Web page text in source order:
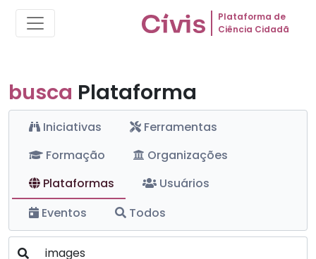
Plataforma de
Ciência Cidadã
busca Plataforma
Iniciativas
Ferramentas
Formação
Organizações
Plataformas
Usuários
Eventos
Todos